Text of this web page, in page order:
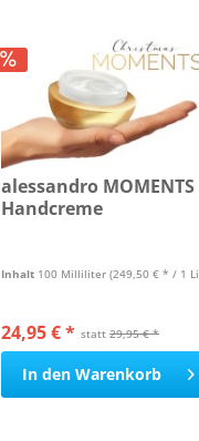
alessandro MOMENTS
Handcreme
Inhalt 100 Milliliter (249,50 € * / 1 Liter)
statt 29,95 € *
24,95 € *
In den Warenkorb